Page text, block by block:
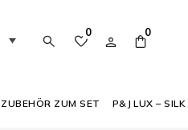
0 0
ZUBEHÖR ZUM SET P&J LUX – SILK